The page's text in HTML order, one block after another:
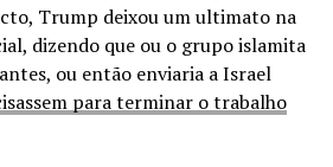
Trump deixou um ultimato na
dizendo que ou o grupo islamita
ou então enviaria a Israel
para terminar o trabalho